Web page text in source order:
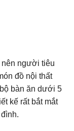
nên người tiêu
đồ nội thất
bàn ăn dưới 5
kế rất bắt mắt